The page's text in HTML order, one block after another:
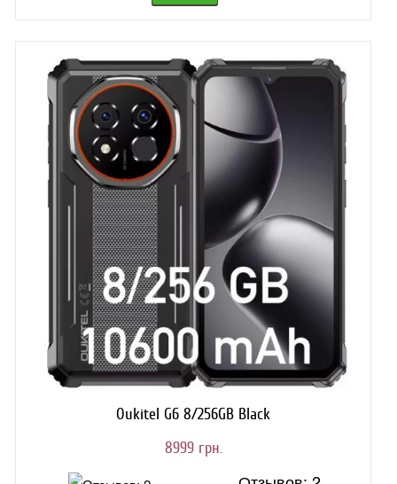
Oukitel G6 8/256GB Black
8999 грн.